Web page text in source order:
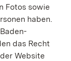
Fotos sowie
haben.
das Recht
Website